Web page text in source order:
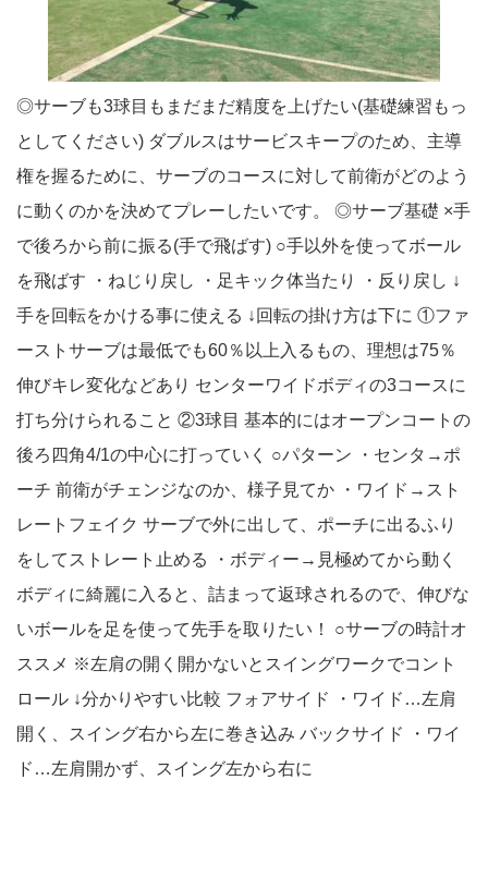
◎サーブも3球目もまだまだ精度を上げたい(基礎練習もっ
としてください) ダブルスはサービスキープのため、主導
権を握るために、サーブのコースに対して前衛がどのよう
に動くのかを決めてプレーしたいです。 ◎サーブ基礎 ×手
で後ろから前に振る(手で飛ばす) ○手以外を使ってボール
を飛ばす ・ねじり戻し ・足キック体当たり ・反り戻し ↓
手を回転をかける事に使える ↓回転の掛け方は下に ①ファ
ーストサーブは最低でも60％以上入るもの、理想は75％
伸びキレ変化などあり センターワイドボディの3コースに
打ち分けられること ②3球目 基本的にはオープンコートの
後ろ四角4/1の中心に打っていく ○パターン ・センタ→ポ
ーチ 前衛がチェンジなのか、様子見てか ・ワイド→スト
レートフェイク サーブで外に出して、ポーチに出るふり
をしてストレート止める ・ボディー→見極めてから動く
ボディに綺麗に入ると、詰まって返球されるので、伸びな
いボールを足を使って先手を取りたい！ ○サーブの時計オ
ススメ ※左肩の開く開かないとスイングワークでコント
ロール ↓分かりやすい比較 フォアサイド ・ワイド…左肩
開く、スイング右から左に巻き込み バックサイド ・ワイ
ド…左肩開かず、スイング左から右に